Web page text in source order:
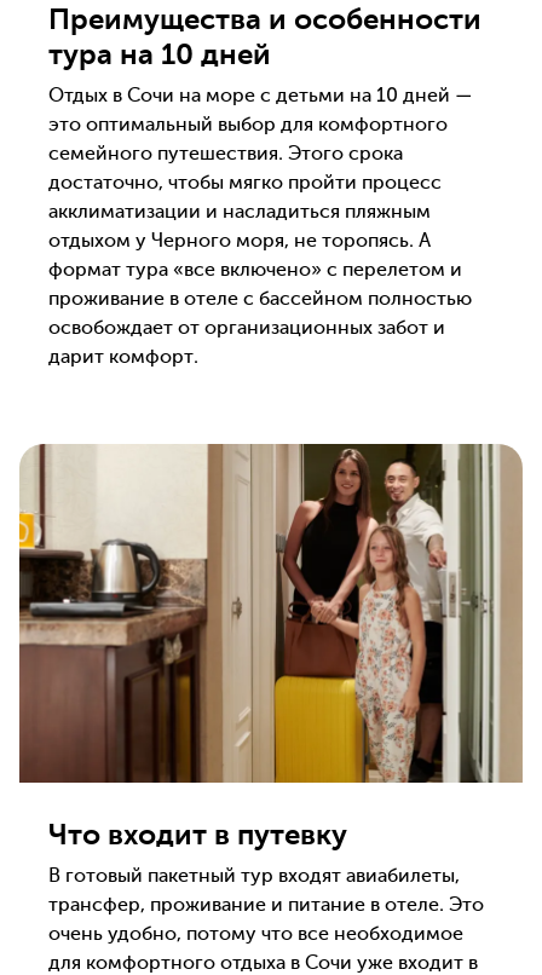
Преимущества и особенности
тура на 10 дней
Отдых в Сочи на море с детьми на 10 дней —
это оптимальный выбор для комфортного
семейного путешествия. Этого срока
достаточно, чтобы мягко пройти процесс
акклиматизации и насладиться пляжным
отдыхом у Черного моря, не торопясь. А
формат тура «все включено» с перелетом и
проживание в отеле с бассейном полностью
освобождает от организационных забот и
дарит комфорт.
Что входит в путевку
В готовый пакетный тур входят авиабилеты,
трансфер, проживание и питание в отеле. Это
очень удобно, потому что все необходимое
для комфортного отдыха в Сочи уже входит в